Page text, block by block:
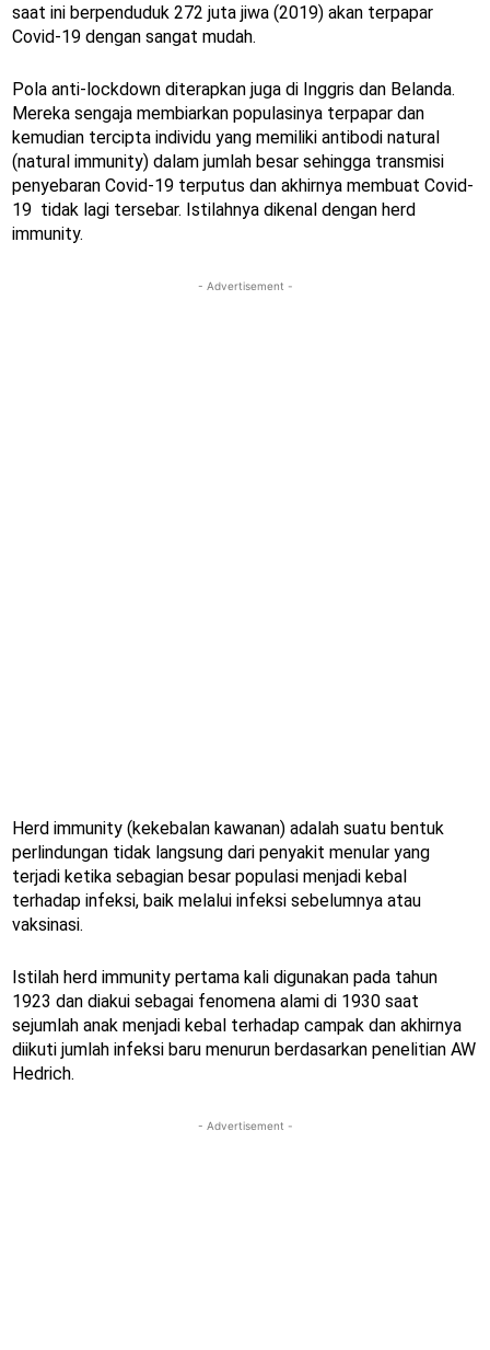
saat ini berpenduduk 272 juta jiwa (2019) akan terpapar
Covid-19 dengan sangat mudah.
Pola anti-lockdown diterapkan juga di Inggris dan Belanda.
Mereka sengaja membiarkan populasinya terpapar dan
kemudian tercipta individu yang memiliki antibodi natural
(natural immunity) dalam jumlah besar sehingga transmisi
penyebaran Covid-19 terputus dan akhirnya membuat Covid-
19 tidak lagi tersebar. Istilahnya dikenal dengan herd
immunity.
- Advertisement -
Herd immunity (kekebalan kawanan) adalah suatu bentuk
perlindungan tidak langsung dari penyakit menular yang
terjadi ketika sebagian besar populasi menjadi kebal
terhadap infeksi, baik melalui infeksi sebelumnya atau
vaksinasi.
Istilah herd immunity pertama kali digunakan pada tahun
1923 dan diakui sebagai fenomena alami di 1930 saat
sejumlah anak menjadi kebal terhadap campak dan akhirnya
diikuti jumlah infeksi baru menurun berdasarkan penelitian AW
Hedrich.
- Advertisement -